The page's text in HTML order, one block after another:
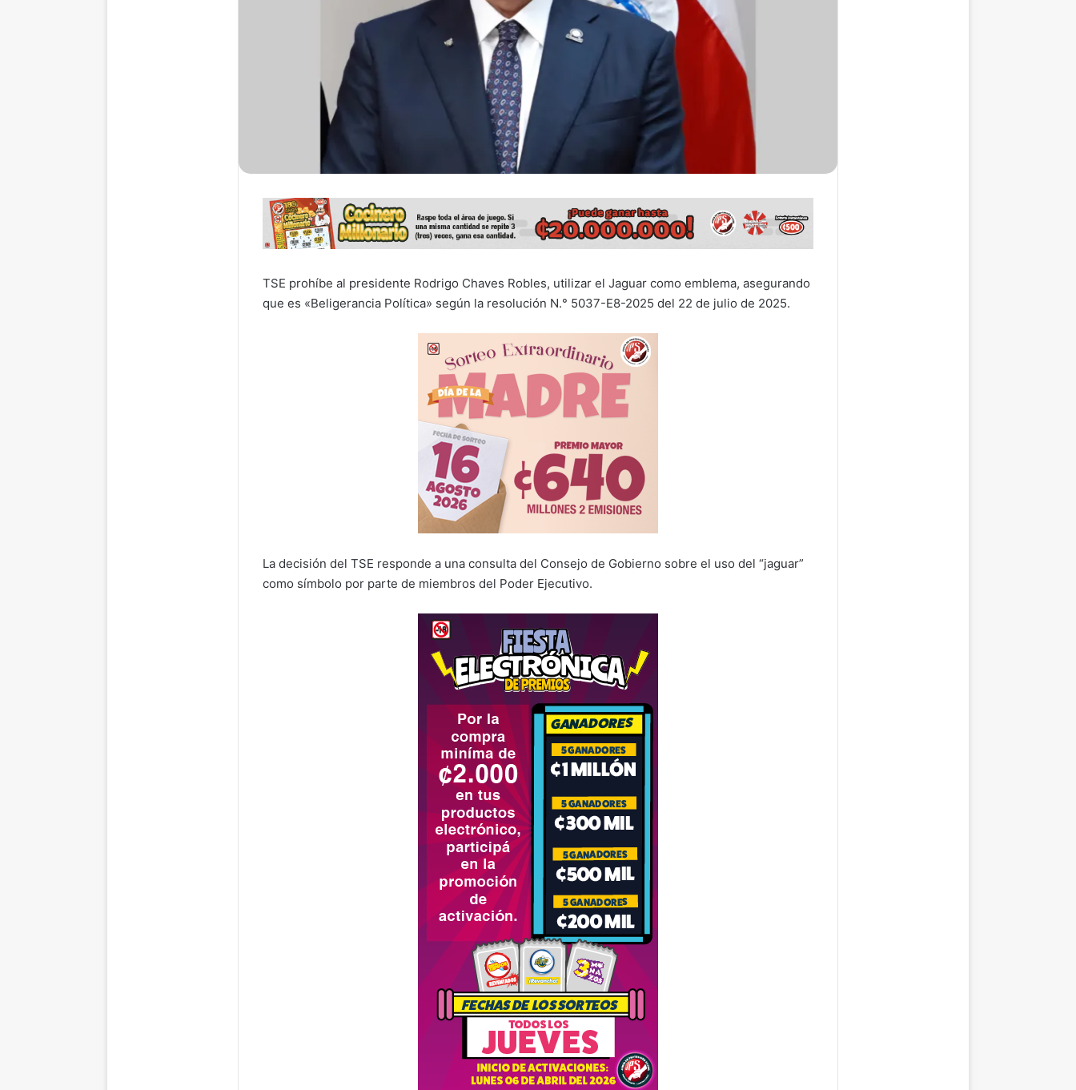
TSE prohíbe al presidente Rodrigo Chaves Robles, utilizar el Jaguar como emblema, asegurando
que es «Beligerancia Política» según la resolución N.° 5037-E8-2025 del 22 de julio de 2025.
La decisión del TSE responde a una consulta del Consejo de Gobierno sobre el uso del “jaguar”
como símbolo por parte de miembros del Poder Ejecutivo.